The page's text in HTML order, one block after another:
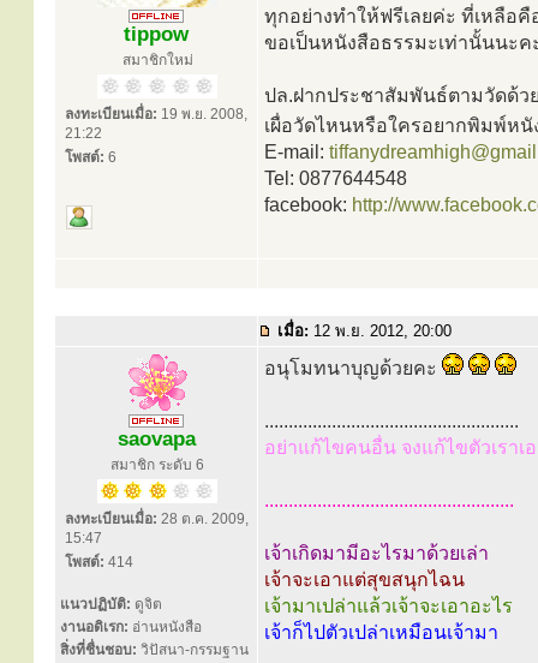
tippow
สมาชิกใหม่
ลงทะเบียนเมื่อ: 19 พ.ย. 2008,
21:22
โพสต์: 6
ทุกอย่างทำให้ฟรีเลยค่ะ ที่เหลือ
ขอเป็นหนังสือธรรมะเท่านั้นนะค
ปล.ฝากประชาสัมพันธ์ตามวัดด้ว
เผื่อวัดไหนหรือใครอยากพิมพ์ห
E-mail:
Tel: 0877644548
facebook: http://
เมื่อ: 12 พ.ย. 2012, 20:00
saovapa
สมาชิก ระดับ 6
ลงทะเบียนเมื่อ: 28 ต.ค. 2009,
15:47
โพสต์: 414
แนวปฏิบัติ: ดูจิต
งานอดิเรก: อ่านหนังสือ
สิ่งที่ชื่นชอบ: วิปัสนา-กรรมฐาน
อนุโมทนาบุญด้วยคะ
.....................................................
อย่าแก้ไขคนอื่น จงแก้ไขตัวเราเ
....................................................
เจ้าเกิดมามีอะไรมาด้วยเล่า
เจ้าจะเอาแต่สุขสนุกไฉน
เจ้ามาเปล่าแล้วเจ้าจะเอาอะไร
เจ้าก็ไปตัวเปล่าเหมือนเจ้ามา